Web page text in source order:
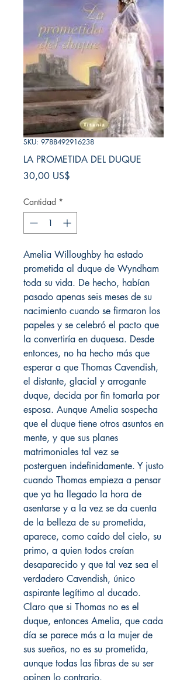
SKU: 9788492916238
LA PROMETIDA DEL DUQUE
30,00 US$
Cantidad *
Amelia Willoughby ha estado
prometida al duque de Wyndham
toda su vida. De hecho, habían
pasado apenas seis meses de su
nacimiento cuando se firmaron los
papeles y se celebró el pacto que
la convertiría en duquesa. Desde
entonces, no ha hecho más que
esperar a que Thomas Cavendish,
el distante, glacial y arrogante
duque, decida por fin tomarla por
esposa. Aunque Amelia sospecha
que el duque tiene otros asuntos en
mente, y que sus planes
matrimoniales tal vez se
posterguen indefinidamente. Y justo
cuando Thomas empieza a pensar
que ya ha llegado la hora de
asentarse y a la vez se da cuenta
de la belleza de su prometida,
aparece, como caído del cielo, su
primo, a quien todos creían
desaparecido y que tal vez sea el
verdadero Cavendish, único
aspirante legítimo al ducado.
Claro que si Thomas no es el
duque, entonces Amelia, que cada
día se parece más a la mujer de
sus sueños, no es su prometida,
aunque todas las fibras de su ser
opinen lo contrario.